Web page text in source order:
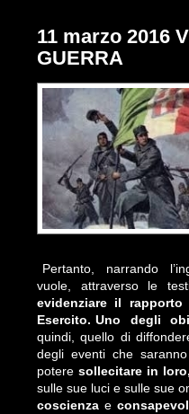
11 marzo 2016
GUERRA
Pertanto, narrando
vuole, attraverso le
evidenziare il
Esercito. Uno degli
quindi, quello di
degli eventi che
potere sollecitare in
sulle sue luci e sulle sue
coscienza e